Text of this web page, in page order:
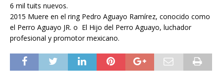
6 mil tuits nuevos.
2015 Muere en el ring Pedro Aguayo Ramírez, conocido como
el Perro Aguayo JR. o El Hijo del Perro Aguayo, luchador
profesional y promotor mexicano.